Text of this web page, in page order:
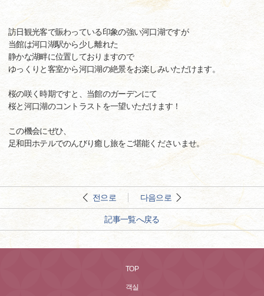
訪日観光客で賑わっている印象の強い河口湖ですが
当館は河口湖駅から少し離れた
静かな湖畔に位置しておりますので
ゆっくりと客室から河口湖の絶景をお楽しみいただけます。
桜の咲く時期ですと、当館のガーデンにて
桜と河口湖のコントラストを一望いただけます！
この機会にぜひ、
足和田ホテルでのんびり癒し旅をご堪能くださいませ。
전으로 다음으로
記事一覧へ戻る
TOP
객실